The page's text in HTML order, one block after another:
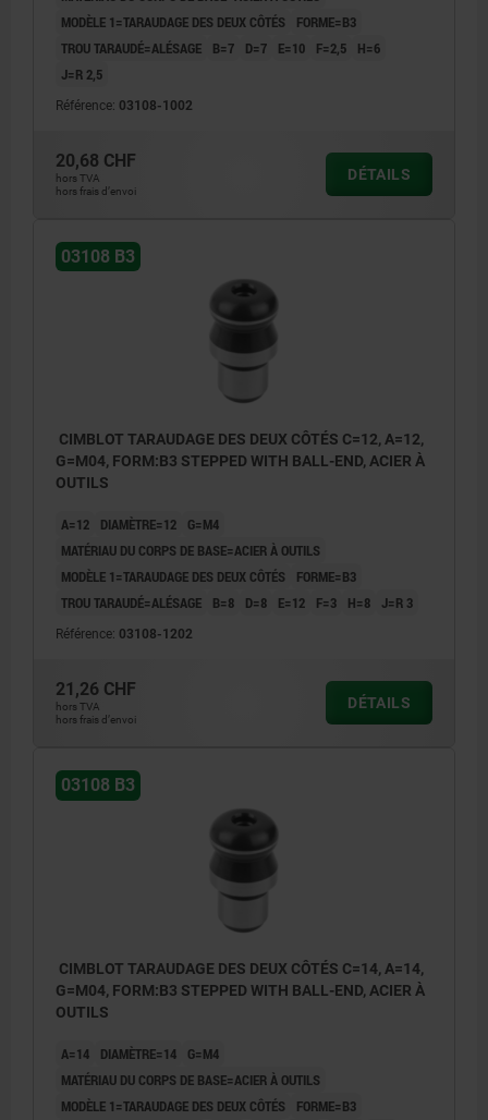
MODÈLE 1=TARAUDAGE DES DEUX CÔTÉS
FORME=B3
TROU TARAUDÉ=ALÉSAGE
B=7 D=7 E=10 F=2,5
H=6
J=R 2,5
Référence: 03108-1002
20,68 CHF
hors TVA
hors frais d’envoi
DÉTAILS
03108 B3
CIMBLOT TARAUDAGE DES DEUX CÔTÉS C=12, A=12,
G=M04, FORM:B3 STEPPED WITH BALL-END, ACIER À
OUTILS
A=12 DIAMÈTRE=12
G=M4
MATÉRIAU DU CORPS DE BASE=ACIER À OUTILS
MODÈLE 1=TARAUDAGE DES DEUX CÔTÉS
FORME=B3
TROU TARAUDÉ=ALÉSAGE
B=8 D=8 E=12 F=3 H=8 J=R 3
Référence: 03108-1202
21,26 CHF
hors TVA
hors frais d’envoi
DÉTAILS
03108 B3
CIMBLOT TARAUDAGE DES DEUX CÔTÉS C=14, A=14,
G=M04, FORM:B3 STEPPED WITH BALL-END, ACIER À
OUTILS
A=14 DIAMÈTRE=14
G=M4
MATÉRIAU DU CORPS DE BASE=ACIER À OUTILS
MODÈLE 1=TARAUDAGE DES DEUX CÔTÉS
FORME=B3